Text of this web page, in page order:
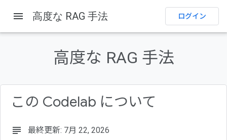
Google アカウント
Google Cloud コンソールにログインする
menu 高度な RAG 手法 ログイン
高度な RAG 手法
この Codelab について
subject 最終更新: 7月 22, 2026